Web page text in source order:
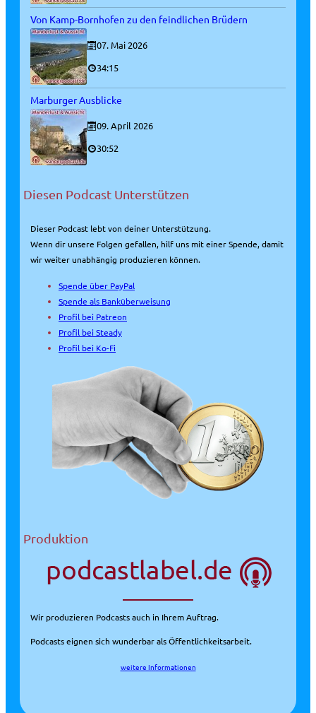
Von Kamp-Bornhofen zu den feindlichen Brüdern
07. Mai 2026
34:15
Marburger Ausblicke
09. April 2026
30:52
Diesen Podcast Unterstützen
Dieser Podcast lebt von deiner Unterstützung.
Wenn dir unsere Folgen gefallen, hilf uns mit einer Spende, damit
wir weiter unabhängig produzieren können.
Spende über PayPal
Spende als Banküberweisung
Profil bei Patreon
Profil bei Steady
Profil bei Ko-Fi
Produktion
Wir produzieren Podcasts auch in Ihrem Auftrag.
Podcasts eignen sich wunderbar als Öffentlichkeitsarbeit.
weitere Informationen